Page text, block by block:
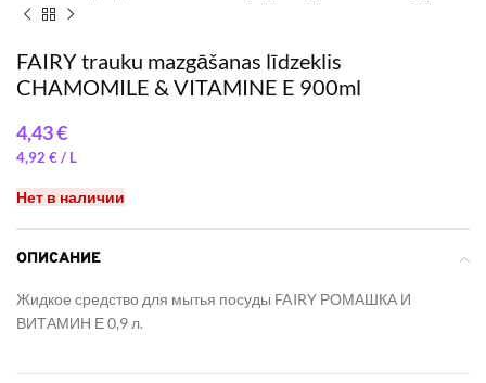
FAIRY trauku mazgāšanas līdzeklis
CHAMOMILE & VITAMINE E 900ml
€
4,92 €
Нет в наличии
ОПИСАНИЕ
Жидкое средство для мытья посуды FAIRY РОМАШКА И
ВИТАМИН Е 0,9 л.